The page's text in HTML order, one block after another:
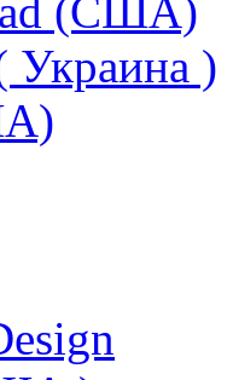
(США)
Украина )